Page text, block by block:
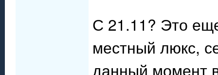
С 21.11? Это
местный люкс,
данный момент